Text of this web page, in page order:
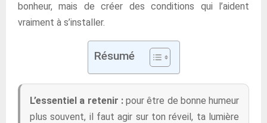
bonheur, mais de créer des conditions qui l’aident
vraiment à s’installer.
Résumé
L’essentiel a retenir :pour être de bonne humeur
plus souvent, il faut agir sur ton réveil, ta lumière